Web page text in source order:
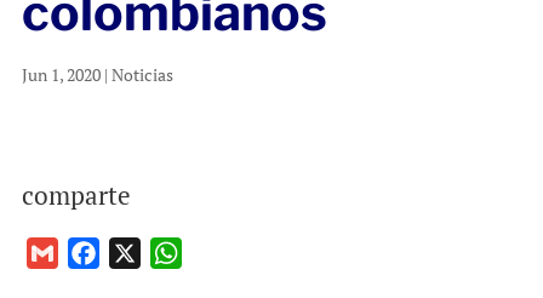
colombianos
Jun 1, 2020| Noticias
comparte